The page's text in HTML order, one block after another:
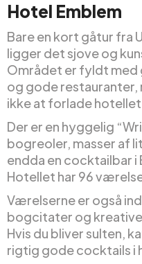
Hotel Emblem
Bare en kort gåtur fra
ligger det sjove og
Området er fyldt med
og gode
ikke at forlade
Der er en hyggelig
bogreoler, masser af
endda en cocktailbar
Hotellet har 96
Værelserne er også
bogcitater og
Hvis du bliver sulten,
rigtig gode cocktails i